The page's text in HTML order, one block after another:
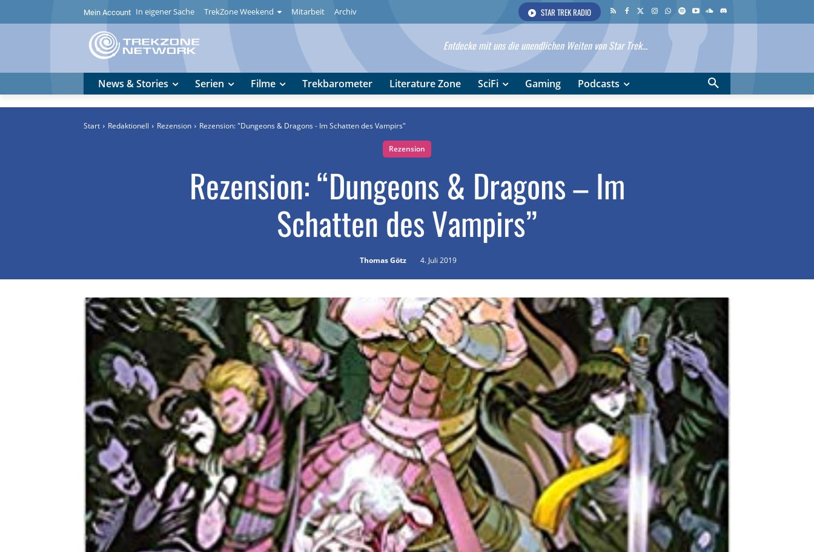
Mein Account In eigener Sache TrekZone Weekend Mitarbeit Archiv STAR TREK RADIO
Entdecke mit uns die unendlichen Weiten von Star Trek...
News & Stories Serien Filme Trekbarometer Literature Zone SciFi Gaming Podcasts
Start Redaktionell Rezension Rezension: "Dungeons & Dragons - Im Schatten des Vampirs"
Rezension
Rezension: “Dungeons & Dragons – Im
Schatten des Vampirs”
Thomas Götz 4. Juli 2019